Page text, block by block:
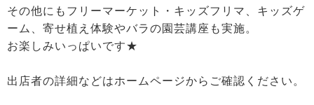
その他にもフリーマーケット・キッズフリマ、キッズゲ
ーム、寄せ植え体験やバラの園芸講座も実施。
お楽しみいっぱいです★
出店者の詳細などはホームページからご確認ください。